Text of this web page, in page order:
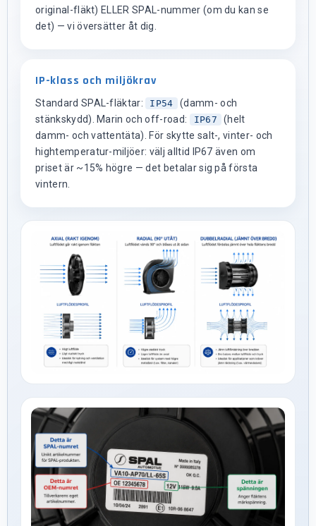
original-fläkt) ELLER SPAL-nummer (om du kan se
det) — vi översätter åt dig.
IP-klass och miljökrav
Standard SPAL-fläktar: IP54
(damm- och
stänkskydd). Marin och off-road:
IP67
(helt
damm- och vattentäta). För skytte salt-, vinter- och
hightemperatur-miljöer: välj alltid IP67 även om
priset är ~15% högre — det betalar sig på första
vintern.